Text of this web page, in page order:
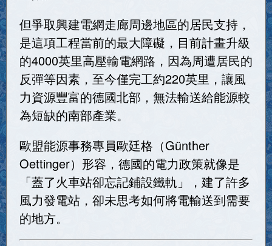
但爭取興建電網走廊周邊地區的居民支持，
是這項工程當前的最大障礙，目前計畫升級
的4000英里高壓輸電網路，因為周遭居民的
反彈等因素，至今僅完工約220英里，讓風
力資源豐富的德國北部，無法輸送給能源較
為短缺的南部產業。
歐盟能源事務專員歐廷格（Günther
Oettinger）形容，德國的電力政策就像是
「蓋了火車站卻忘記鋪設鐵軌」，建了許多
風力發電站，卻未思考如何將電輸送到需要
的地方。